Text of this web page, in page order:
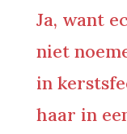
Ja, want
niet
in
haar in